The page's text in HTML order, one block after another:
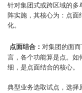
针对集团式或跨区域的多
阵实施，其核心为：点
化。
点面结合： 对集团的面
言，各个功能算是点。如
细，是点面结合的核心。
典型业务选取试点，选择